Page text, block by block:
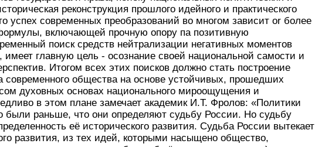
реконструкция прошлого идейного и практического
успех современных преобразований во многом зависит or более
включающей прочную опору па позитивную
поиск средств нейтрализации негативных моментов
имеет главную цель - осознание своей национальной самости и
Итогом всех этих поисков должно стать построение
современного общества на основе устойчивых, прошедших
духовных основах национaльного мироощущения и
в этом плане замечает академик И.Т. Фролов: «Политики
были раньше, что они определяют судьбу России. Но судьбу
её исторического развития. Судьба России вытекает
развития, из тех идей, которыми насыщено общество,